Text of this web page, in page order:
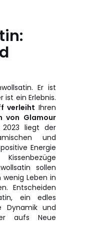
Er ist
ist ein Erlebnis.
verleiht Ihren
von Glamour
liegt der
und
Energie
Kissenbezüge
sollen
Leben in
Entscheiden
ein edles
Dynamik und
aufs Neue